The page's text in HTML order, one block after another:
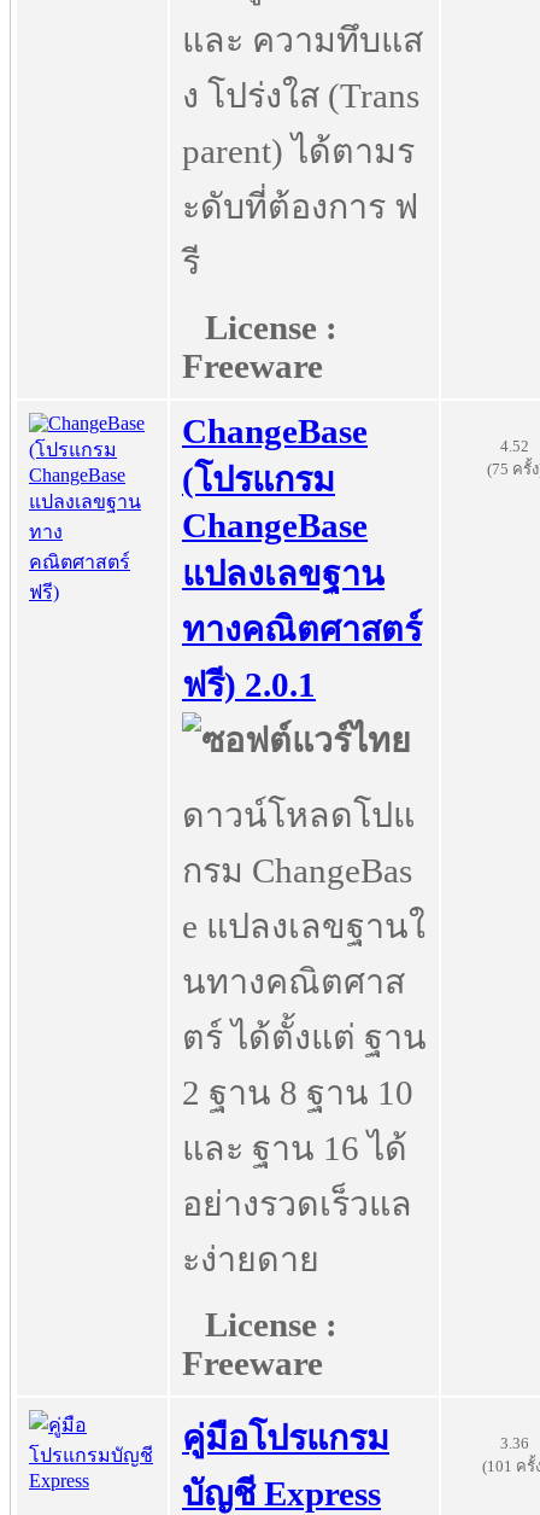
และ ความทึบแส
ง โปร่งใส (Trans
parent) ได้ตามร
ะดับที่ต้องการ ฟ
รี
License :
Freeware
ChangeBase
(โปรแกรม
ChangeBase
แปลงเลขฐาน
ทางคณิตศาสตร์
ฟรี) 2.0.1
ดาวน์โหลดโปแ
กรม ChangeBas
e แปลงเลขฐานใ
นทางคณิตศาส
ตร์ ได้ตั้งแต่ ฐาน
2 ฐาน 8 ฐาน 10
และ ฐาน 16 ได้
อย่างรวดเร็วแล
ะง่ายดาย
License :
Freeware
4.52
(75 ครั้
คู่มือโปรแกรม
บัญชี Express
3.36
(101 ครั้